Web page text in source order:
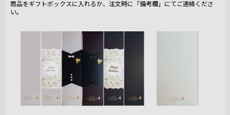
商品をギフトボックスに入れるか、注文時に「備考欄」にてご連絡くださ
い。